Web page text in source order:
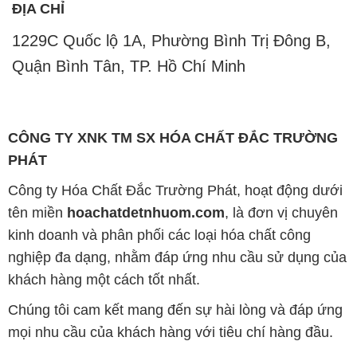
ĐỊA CHỈ
1229C Quốc lộ 1A, Phường Bình Trị Đông B,
Quận Bình Tân, TP. Hồ Chí Minh
CÔNG TY XNK TM SX HÓA CHẤT ĐẮC TRƯỜNG
PHÁT
Công ty Hóa Chất Đắc Trường Phát, hoạt động dưới
tên miền hoachatdetnhuom.com, là đơn vị chuyên
kinh doanh và phân phối các loại hóa chất công
nghiệp đa dạng, nhằm đáp ứng nhu cầu sử dụng của
khách hàng một cách tốt nhất.
Chúng tôi cam kết mang đến sự hài lòng và đáp ứng
mọi nhu cầu của khách hàng với tiêu chí hàng đầu.